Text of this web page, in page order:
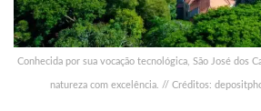
Conhecida por sua vocação tecnológica, São José dos
natureza com excelência. // Créditos: